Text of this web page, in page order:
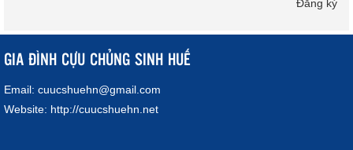
Đăng ký
GIA ĐÌNH CỰU CHỦNG SINH HUẾ
Email: cuucshuehn@gmail.com
Website: http://cuucshuehn.net